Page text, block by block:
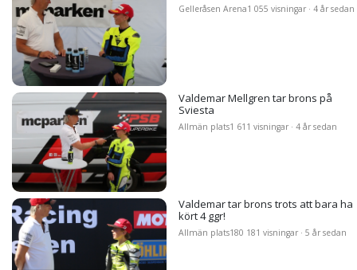
Gelleråsen Arena1 055 visningar · 4 år sedan
Valdemar Mellgren tar brons på
Sviesta
Allmän plats1 611 visningar · 4 år sedan
Valdemar tar brons trots att bara ha
kört 4 ggr!
Allmän plats180 181 visningar · 5 år sedan